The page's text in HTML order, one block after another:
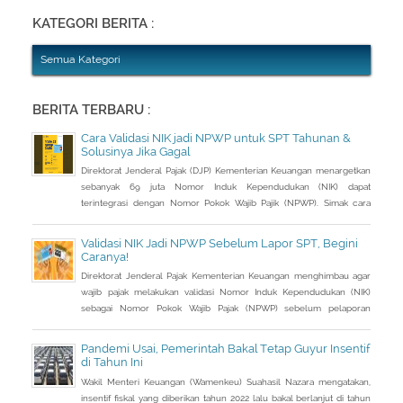
suami atau istri
KATEGORI BERITA :
Semua Kategori
BERITA TERBARU :
Cara Validasi NIK jadi NPWP untuk SPT Tahunan &
Solusinya Jika Gagal
Direktorat Jenderal Pajak (DJP) Kementerian Keuangan menargetkan
sebanyak 69 juta Nomor Induk Kependudukan (NIK) dapat
terintegrasi dengan Nomor Pokok Wajib Pajik (NPWP). Simak cara
total target yang baru terintegrasi. Melalui integrasi, nantinya
pelayanan dapat lebih
Validasi NIK Jadi NPWP Sebelum Lapor SPT, Begini
Caranya!
Direktorat Jenderal Pajak Kementerian Keuangan menghimbau agar
wajib pajak melakukan validasi Nomor Induk Kependudukan (NIK)
sebagai Nomor Pokok Wajib Pajak (NPWP) sebelum pelaporan
112/PMK.03/2022. Dalam PMK yang menjadi aturan turunan Peraturan
Pandemi Usai, Pemerintah Bakal Tetap Guyur Insentif
di Tahun Ini
Wakil Menteri Keuangan (Wamenkeu) Suahasil Nazara mengatakan,
insentif fiskal yang diberikan tahun 2022 lalu bakal berlanjut di tahun